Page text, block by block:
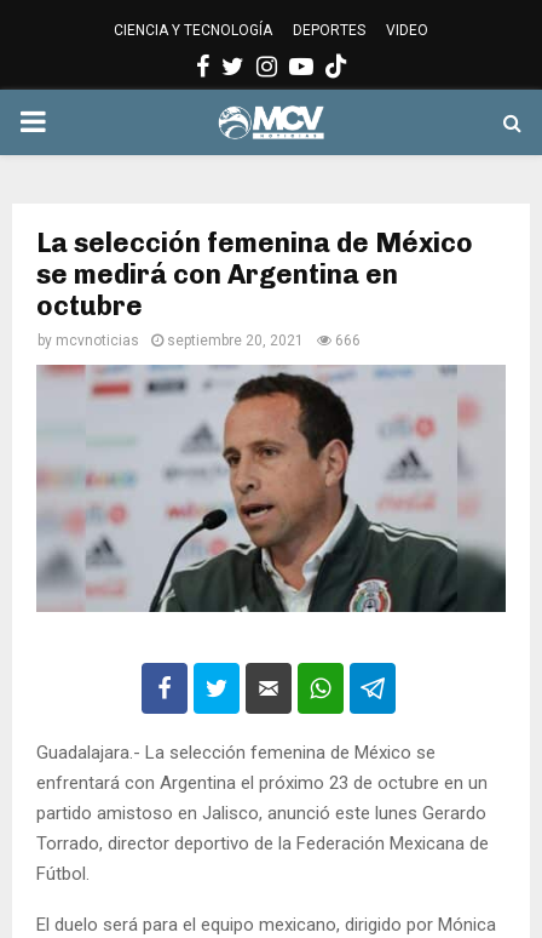
CIENCIA Y TECNOLOGÍA DEPORTES VIDEO
Facebook
Twitter
Instagram
Youtube
PRIMARY
La selección femenina de México
se medirá con Argentina en
octubre
by mcvnoticias septiembre 20, 2021 666
Guadalajara.- La selección femenina de México se
enfrentará con Argentina el próximo 23 de octubre en un
partido amistoso en Jalisco, anunció este lunes Gerardo
Torrado, director deportivo de la Federación Mexicana de
Fútbol.
El duelo será para el equipo mexicano, dirigido por Mónica